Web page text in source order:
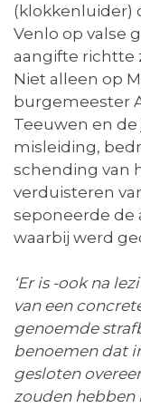
(klokkenluider)
Venlo op valse
aangifte richtte
Niet alleen op
burgemeester
Teeuwen en
misleiding,
schending van
verduisteren
seponeerde de
waarbij werd
‘Er is -ook na
van een
genoemde
benoemen dat
gesloten
zouden